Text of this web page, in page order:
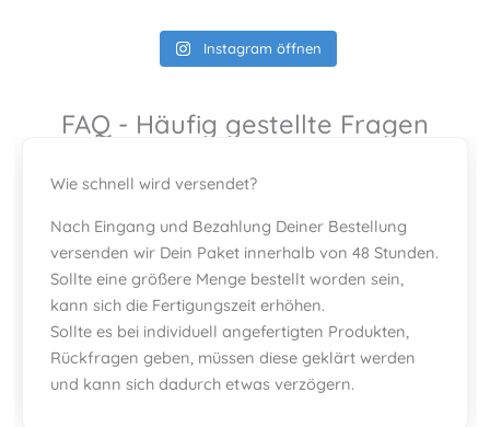
Instagram öffnen
FAQ - Häufig gestellte Fragen
Wie schnell wird versendet?
Nach Eingang und Bezahlung Deiner Bestellung
versenden wir Dein Paket innerhalb von 48 Stunden.
Sollte eine größere Menge bestellt worden sein,
kann sich die Fertigungszeit erhöhen.
Sollte es bei individuell angefertigten Produkten,
Rückfragen geben, müssen diese geklärt werden
und kann sich dadurch etwas verzögern.